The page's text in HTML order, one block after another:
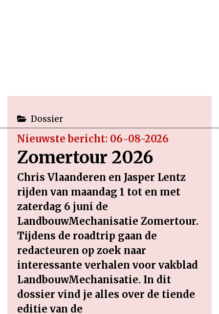
Dossier
Nieuwste bericht: 06-08-2026
Zomertour 2026
Chris Vlaanderen en Jasper Lentz
rijden van maandag 1 tot en met
zaterdag 6 juni de
LandbouwMechanisatie Zomertour.
Tijdens de roadtrip gaan de
redacteuren op zoek naar
interessante verhalen voor vakblad
LandbouwMechanisatie. In dit
dossier vind je alles over de tiende
editie van de